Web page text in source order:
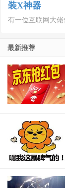
装X神器
有一位互联网大
最新推荐